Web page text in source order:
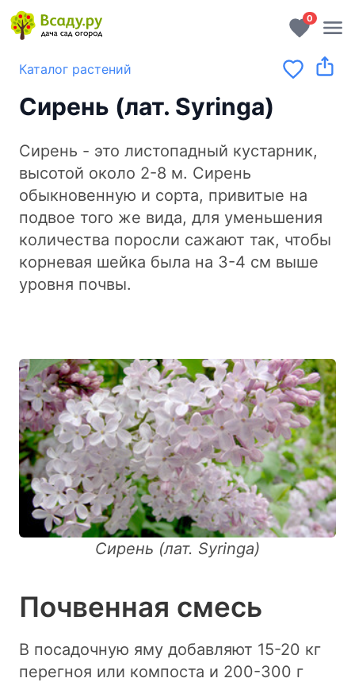
0
Каталог растений
Сирень (лат. Syringa)
Сирень - это листопадный кустарник,
высотой около 2-8 м. Сирень
обыкновенную и сорта, привитые на
подвое того же вида, для уменьшения
количества поросли сажают так, чтобы
корневая шейка была на 3-4 см выше
уровня почвы.
Сирень (лат. Syringa)
Почвенная смесь
В посадочную яму добавляют 15-20 кг
перегноя или компоста и 200-300 г